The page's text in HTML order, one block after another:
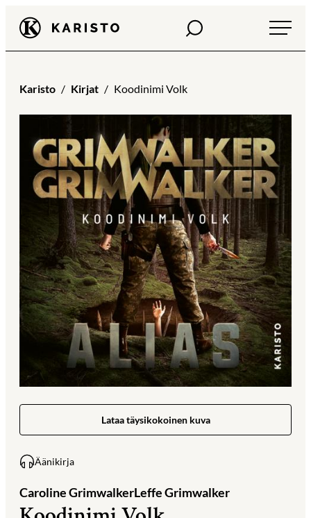
Siirry
suoraan
sisältöön
Karisto Haku
Karisto Kirjat Koodinimi Volk
Lataa täysikokoinen kuva
Äänikirja
Caroline GrimwalkerLeffe Grimwalker